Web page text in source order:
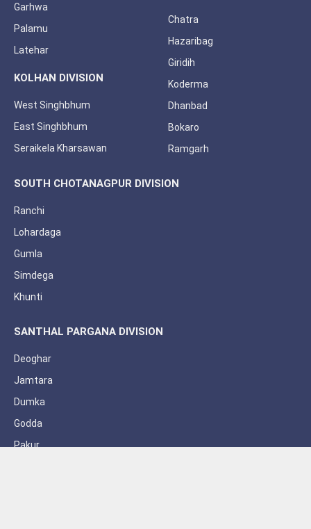
Garhwa
Palamu
Latehar
KOLHAN DIVISION
West Singhbhum
East Singhbhum
Seraikela Kharsawan
Chatra
Hazaribag
Giridih
Koderma
Dhanbad
Bokaro
Ramgarh
SOUTH CHOTANAGPUR DIVISION
Ranchi
Lohardaga
Gumla
Simdega
Khunti
SANTHAL PARGANA DIVISION
Deoghar
Jamtara
Dumka
Godda
Pakur